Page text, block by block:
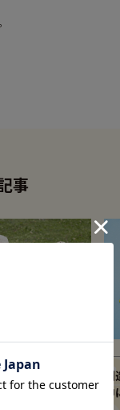
事
ひみつ
家族の暮らしや